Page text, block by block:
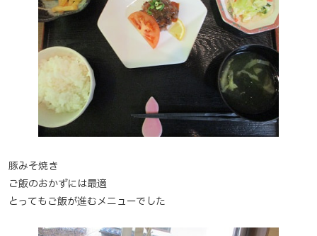
豚みそ焼き
ご飯のおかずには最適
とってもご飯が進むメニューでした